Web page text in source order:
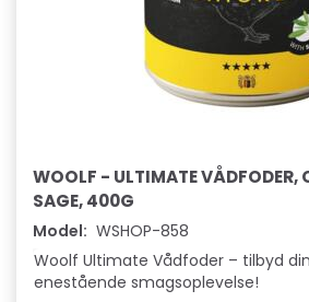
WOOLF - ULTIMATE VÅDFODER,
SAGE, 400G
Model: WSHOP-858
Woolf Ultimate Vådfoder – tilbyd
enestående smagsoplevelse!